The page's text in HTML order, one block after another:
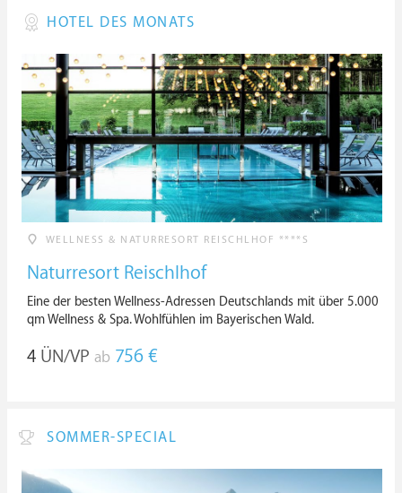
HOTEL DES MONATS
WELLNESS & NATURRESORT REISCHLHOF ****S
Naturresort Reischlhof
Eine der besten Wellness-Adressen Deutschlands mit über 5.000
qm Wellness & Spa. Wohlfühlen im Bayerischen Wald.
4 ÜN/VP ab 756 €
SOMMER-SPECIAL